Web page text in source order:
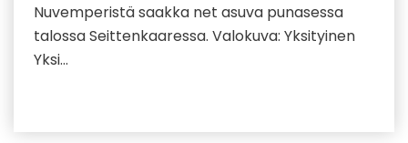
Nuvemperistä saakka net asuva punasessa
talossa Seittenkaaressa. Valokuva: Yksityinen
Yksi…